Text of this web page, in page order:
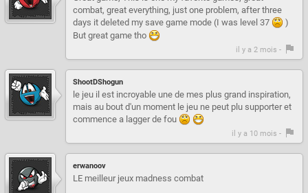
combat, great everything, just one problem, after three
days it deleted my save game mode (I was level 37
)
But great game tho
il y a 2 mois -
ShootDShogun
le jeu il est incroyable une de mes plus grand inspiration,
mais au bout d'un moment le jeu ne peut plu supporter et
commence a lagger de fou
il y a 10 mois -
erwanoov
LE meilleur jeux madness combat